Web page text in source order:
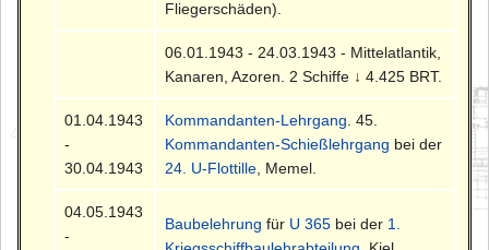
Fliegerschäden).
06.01.1943 - 24.03.1943 - Mittelatlantik,
Kanaren, Azoren. 2 Schiffe ↓ 4.425 BRT.
01.04.1943
-
30.04.1943
Kommandanten-Lehrgang . 45.
Kommandanten-Schießlehrgang bei der
24. U-Flottille , Memel.
04.05.1943
-
Baubelehrung für U 365 bei der 1.